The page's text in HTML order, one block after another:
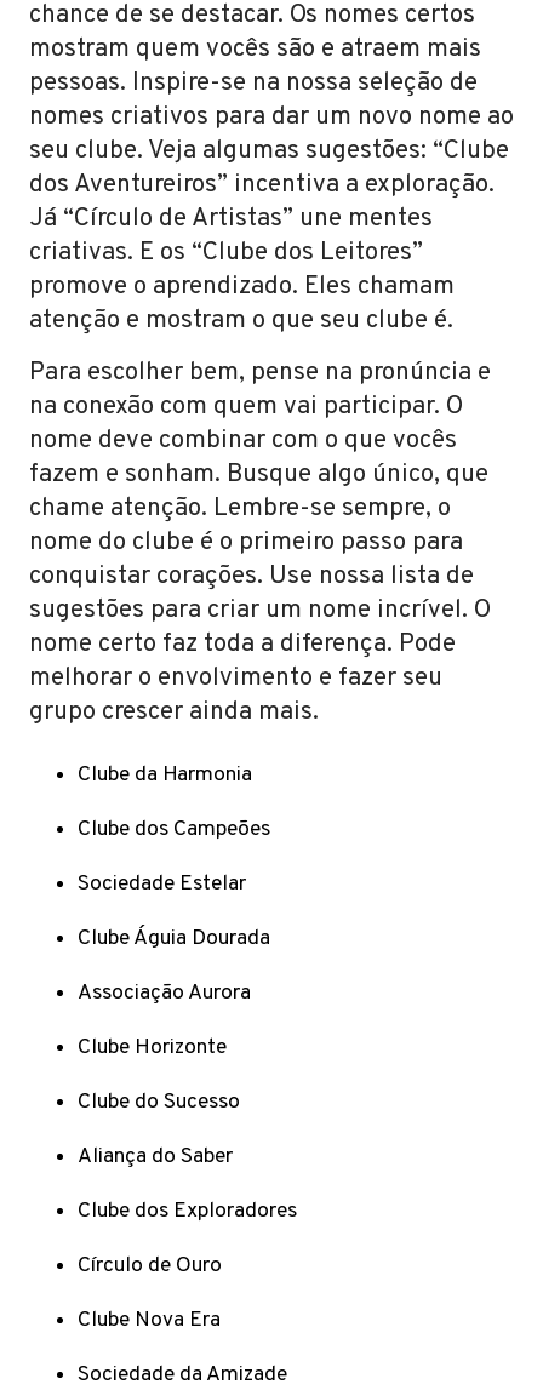
chance de se destacar. Os nomes certos
mostram quem vocês são e atraem mais
pessoas. Inspire-se na nossa seleção de
nomes criativos para dar um novo nome ao
seu clube. Veja algumas sugestões: “Clube
dos Aventureiros” incentiva a exploração.
Já “Círculo de Artistas” une mentes
criativas. E os “Clube dos Leitores”
promove o aprendizado. Eles chamam
atenção e mostram o que seu clube é.
Para escolher bem, pense na pronúncia e
na conexão com quem vai participar. O
nome deve combinar com o que vocês
fazem e sonham. Busque algo único, que
chame atenção. Lembre-se sempre, o
nome do clube é o primeiro passo para
conquistar corações. Use nossa lista de
sugestões para criar um nome incrível. O
nome certo faz toda a diferença. Pode
melhorar o envolvimento e fazer seu
grupo crescer ainda mais.
Clube da Harmonia
Clube dos Campeões
Sociedade Estelar
Clube Águia Dourada
Associação Aurora
Clube Horizonte
Clube do Sucesso
Aliança do Saber
Clube dos Exploradores
Círculo de Ouro
Clube Nova Era
Sociedade da Amizade